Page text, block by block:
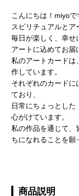
こんにちは！miyoで
スピリチュアルとア
毎日が楽しく、幸せ
アートに込めてお届
私のアートカードは
作しています。
それぞれのカードに
ており、
日常にちょっとし
心がけています。
私の作品を通じて、
ちになれることを願
商品説明